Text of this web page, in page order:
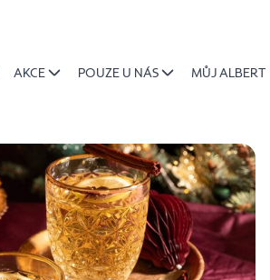
AKCE POUZE U NÁS MŮJ ALBERT